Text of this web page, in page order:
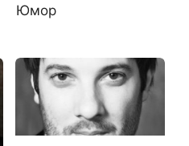
Юмор